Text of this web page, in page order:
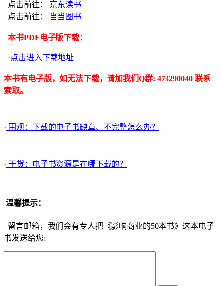
点击前往：
京东读书
点击前往：
当当图书
本书PDF电子版下载：
·点击进入下载地址
本书有电子版，如无法下载，请加我们Q群: 473290040 联系
索取。
· 围观：下载的电子书缺章、不完整怎么办？
· 干货：电子书资源是在哪下载的？
温馨提示：
留言邮箱，我们会有专人把《影响商业的50本书》这本电子
书发送给您: